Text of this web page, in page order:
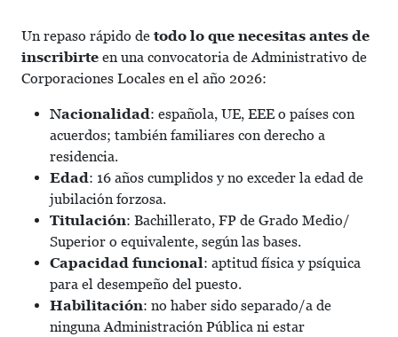
Un repaso rápido de todo lo que necesitas antes de
inscribirte en una convocatoria de Administrativo de
Corporaciones Locales en el año 2026:
Nacionalidad: española, UE, EEE o países con
acuerdos; también familiares con derecho a
residencia.
Edad: 16 años cumplidos y no exceder la edad de
jubilación forzosa.
Titulación: Bachillerato, FP de Grado Medio/
Superior o equivalente, según las bases.
Capacidad funcional: aptitud física y psíquica
para el desempeño del puesto.
Habilitación: no haber sido separado/a de
ninguna Administración Pública ni estar